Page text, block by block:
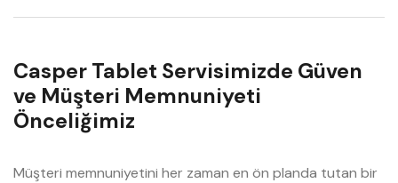
Casper Tablet Servisimizde Güven
ve Müşteri Memnuniyeti
Önceliğimiz
Müşteri memnuniyetini her zaman en ön planda tutan bir